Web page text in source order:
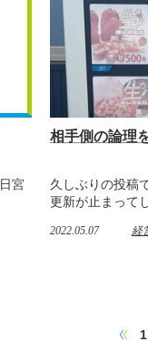
宮
相手側の論理
久しぶりの投稿
更新が止まって
2022.05.07 経
1